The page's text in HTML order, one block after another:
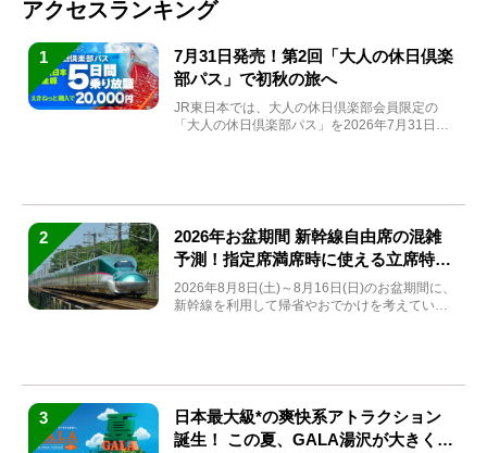
アクセスランキング
1
7月31日発売！第2回「大人の休日倶楽
部パス」で初秋の旅へ
JR東日本では、大人の休日倶楽部会員限定の
「大人の休日倶楽部パス」を2026年7月31日
2
2026年お盆期間 新幹線自由席の混雑
予測！指定席満席時に使える立席特急
券も解説
2026年8月8日(土)～8月16日(日)のお盆期間に、
新幹線を利用して帰省やおでかけを考えている
3
日本最大級*の爽快系アトラクション
誕生！ この夏、GALA湯沢が大きく生